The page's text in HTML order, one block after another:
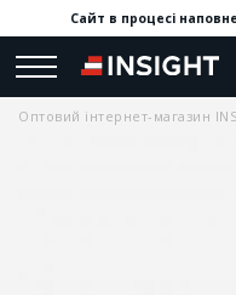
Сайт в процесі
Оптовий інтернет-магазин